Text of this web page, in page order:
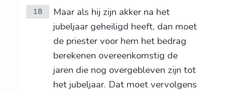
18
Maar als hij zijn akker na het
jubeljaar geheiligd heeft, dan moet
de priester voor hem het bedrag
berekenen overeenkomstig de
jaren die nog overgebleven zijn tot
het jubeljaar. Dat moet vervolgens